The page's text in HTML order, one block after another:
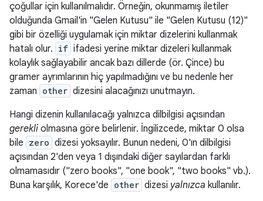
çoğullar için kullanılmalıdır. Örneğin, okunmamış iletiler
olduğunda Gmail'in "Gelen Kutusu" ile "Gelen Kutusu (12)"
gibi bir özelliği uygulamak için miktar dizelerini kullanmak
hatalı olur. if ifadesi yerine miktar dizeleri kullanmak
kolaylık sağlayabilir ancak bazı dillerde (ör. Çince) bu
gramer ayrımlarının hiç yapılmadığını ve bu nedenle her
zaman other dizesini alacağınızı unutmayın.
Hangi dizenin kullanılacağı yalnızca dilbilgisi açısından
gerekli olmasına göre belirlenir. İngilizcede, miktar 0 olsa
bile zero dizesi yoksayılır. Bunun nedeni, 0'ın dilbilgisi
açısından 2'den veya 1 dışındaki diğer sayılardan farklı
olmamasıdır ("zero books", "one book", "two books" vb.).
Buna karşılık, Korece'de other dizesi yalnızca kullanılır.